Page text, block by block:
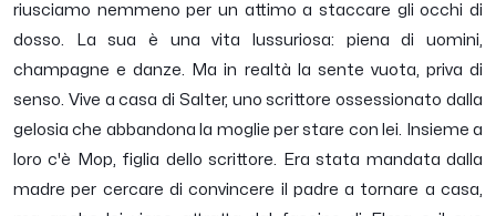
riusciamo nemmeno per un attimo a staccare gli occhi di
dosso. La sua è una vita lussuriosa: piena di uomini,
champagne e danze. Ma in realtà la sente vuota, priva di
senso. Vive a casa di Salter, uno scrittore ossessionato dalla
gelosia che abbandona la moglie per stare con lei. Insieme a
loro c'è Mop, figlia dello scrittore. Era stata mandata dalla
madre per cercare di convincere il padre a tornare a casa,